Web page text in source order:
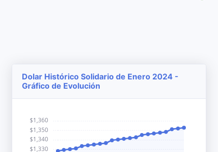
Dolar Histórico Solidario de Enero 2024 -
Gráfico de Evolución